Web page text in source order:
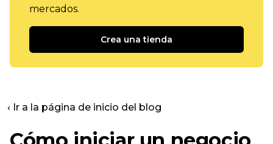
mercados.
Crea una tienda
‹ Ir a la página de inicio del blog